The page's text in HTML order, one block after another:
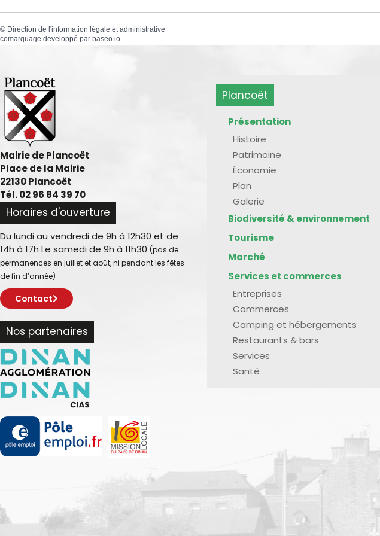
© Direction de l'information légale et administrative
comarquage developpé par baseo.io
Mairie de Plancoët
Place de la Mairie
22130 Plancoët
Tél. 02 96 84 39 70
Horaires d'ouverture
Du lundi au vendredi de 9h à 12h30 et de
14h à 17h Le samedi de 9h à 11h30 (pas de
permanences en juillet et août, ni pendant les fêtes
de fin d’année)
Contact
Nos partenaires
Plancoët
Présentation
Histoire
Patrimoine
Économie
Plan
Galerie
Biodiversité & environnement
Tourisme
Marché
Services et commerces
Entreprises
Commerces
Camping et hébergements
Restaurants & bars
Services
Santé